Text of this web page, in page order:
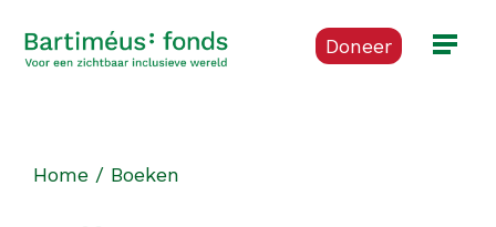
Doneer
Home / Boeken